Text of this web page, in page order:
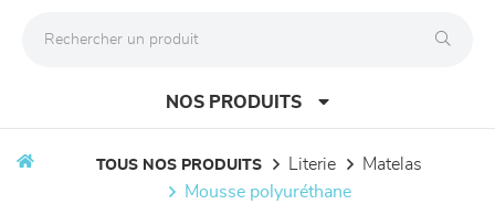
NOS PRODUITS
TOUS NOS PRODUITS literie
matelas
mousse polyuréthane